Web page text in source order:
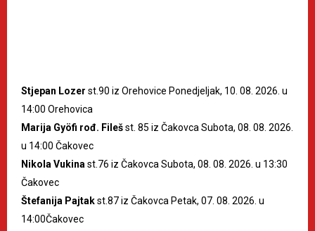
Stjepan Lozer st.90 iz Orehovice Ponedjeljak, 10. 08. 2026. u
14:00 Orehovica
Marija Gyöfi rođ. Filešst. 85 iz Čakovca Subota, 08. 08. 2026.
u 14:00 Čakovec
Nikola Vukina st.76 iz Čakovca Subota, 08. 08. 2026. u 13:30
Čakovec
Štefanija Pajtakst.87 iz Čakovca Petak, 07. 08. 2026. u
14:00Čakovec